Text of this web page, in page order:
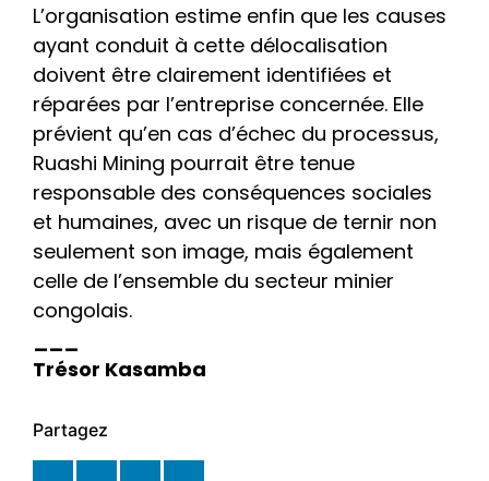
L’organisation estime enfin que les causes
ayant conduit à cette délocalisation
doivent être clairement identifiées et
réparées par l’entreprise concernée. Elle
prévient qu’en cas d’échec du processus,
Ruashi Mining pourrait être tenue
responsable des conséquences sociales
et humaines, avec un risque de ternir non
seulement son image, mais également
celle de l’ensemble du secteur minier
congolais.
Trésor Kasamba
Partagez